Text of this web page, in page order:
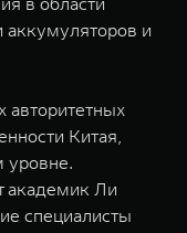
WEY 80
от 8 099
аккумуляторов и
авторитетных
Китая,
уровне.
академик Ли
специалисты